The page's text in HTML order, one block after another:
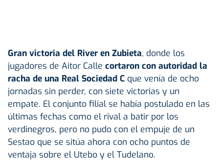
Gran victoria del River en Zubieta, donde los
jugadores de Aitor Calle cortaron con autoridad la
racha de una Real Sociedad C que venía de ocho
jornadas sin perder, con siete victorias y un
empate. El conjunto filial se había postulado en las
últimas fechas como el rival a batir por los
verdinegros, pero no pudo con el empuje de un
Sestao que se sitúa ahora con ocho puntos de
ventaja sobre el Utebo y el Tudelano.